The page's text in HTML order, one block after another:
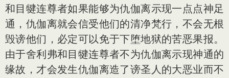
和目犍连尊者如果能够为仇伽离示现一点点神足
通，仇伽离就会信受他们的清净梵行，不会无根
毁谤他们，必定可以免于下堕地狱的苦恶果报。
由于舍利弗和目犍连尊者不为仇伽离示现神通的
缘故，才会发生仇伽离造了谤圣人的大恶业而不